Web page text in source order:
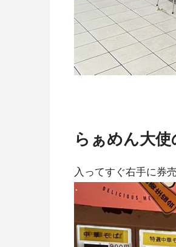
らぁめん大
入ってすぐ右手に券売